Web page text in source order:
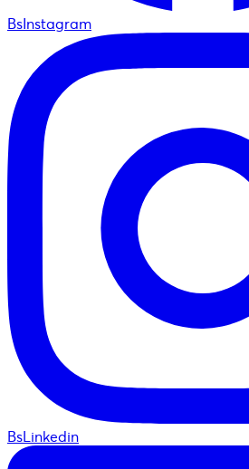
BsInstagram
BsLinkedin